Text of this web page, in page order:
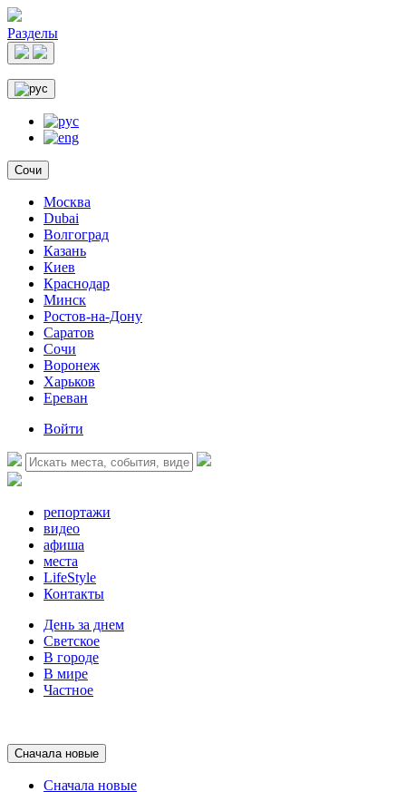
Разделы
Сочи
Москва
Dubai
Волгоград
Казань
Киев
Краснодар
Минск
Ростов-на-Дону
Саратов
Сочи
Воронеж
Харьков
Ереван
Войти
репортажи
видео
афиша
места
LifeStyle
Контакты
День за днем
Светское
В городе
В мире
Частное
Сначала новые
Сначала новые